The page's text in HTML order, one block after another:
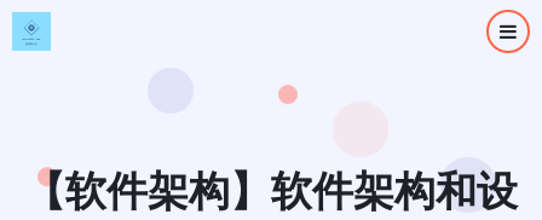
跳
转
【软件架构】软件架构和设